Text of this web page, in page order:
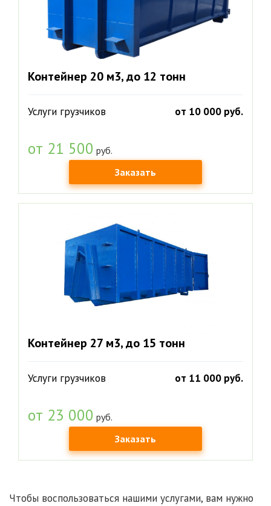
Контейнер 20 м3, до 12 тонн
Услуги грузчиков от 10 000 руб.
от 21 500 руб.
Заказать
Контейнер 27 м3, до 15 тонн
Услуги грузчиков от 11 000 руб.
от 23 000 руб.
Заказать
Чтобы воспользоваться нашими услугами, вам нужно